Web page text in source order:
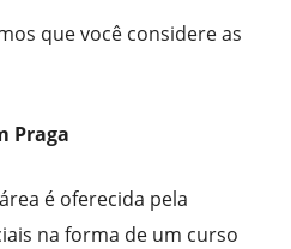
que você considere as
Praga
é oferecida pela
na forma de um curso